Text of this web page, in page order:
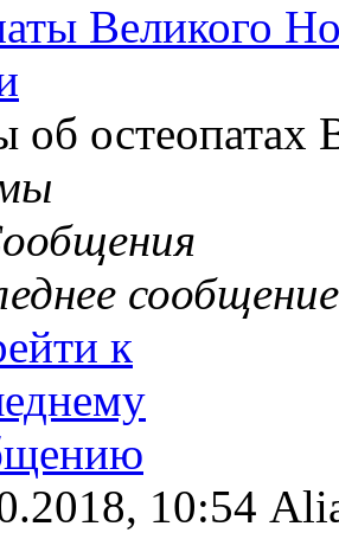
Великого
об остеопатах
сообщение
10:54